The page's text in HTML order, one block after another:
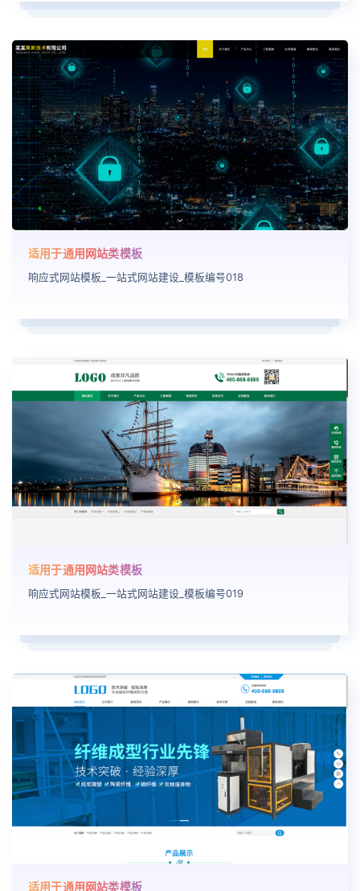
适用于通用网站类模板
响应式网站模板_一站式网站建设_模板编号018
适用于通用网站类模板
响应式网站模板_一站式网站建设_模板编号019
适用于通用网站类模板